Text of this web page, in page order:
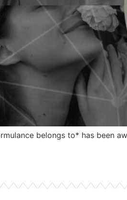
belongs to* has been